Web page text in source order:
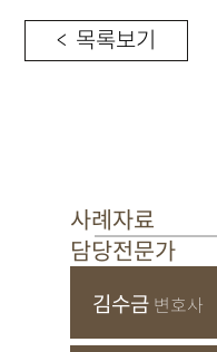
< 목록보기
사례자료
담당전문가
김수금 변호사